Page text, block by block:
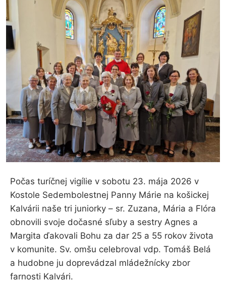
Počas turíčnej vigílie v sobotu 23. mája 2026 v
Kostole Sedembolestnej Panny Márie na košickej
Kalvárii naše tri juniorky – sr. Zuzana, Mária a Flóra
obnovili svoje dočasné sľuby a sestry Agnes a
Margita ďakovali Bohu za dar 25 a 55 rokov života
v komunite. Sv. omšu celebroval vdp. Tomáš Belá
a hudobne ju doprevádzal mládežnícky zbor
farnosti Kalvári.